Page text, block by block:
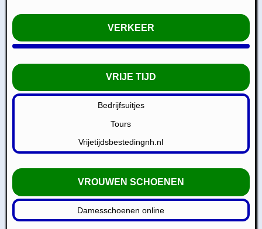
VERKEER
VRIJE TIJD
Bedrijfsuitjes
Tours
Vrijetijdsbestedingnh.nl
VROUWEN SCHOENEN
Damesschoenen online